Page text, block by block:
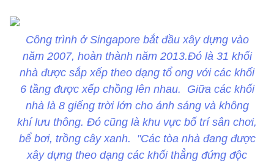
Công trình ở Singapore bắt đầu xây dựng vào
năm 2007, hoàn thành năm 2013.Đó là 31 khối
nhà được sắp xếp theo dạng tổ ong với các khối
6 tầng được xếp chồng lên nhau. Giữa các khối
nhà là 8 giếng trời lớn cho ánh sáng và không
khí lưu thông. Đó cũng là khu vực bố trí sân chơi,
bể bơi, trồng cây xanh. "Các tòa nhà đang được
xây dựng theo dạng các khối thẳng đứng độc